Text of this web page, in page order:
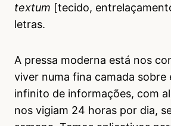
textum [tecido,
letras.
A pressa moderna está nos
viver numa fina camada sobre
infinito de informações, com
nos vigiam 24 horas por dia,